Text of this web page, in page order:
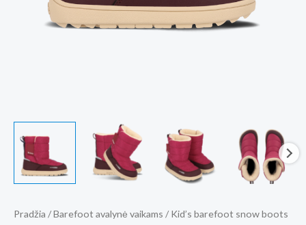
Pradžia /Barefoot avalynė vaikams / Kid’s barefoot snow boots